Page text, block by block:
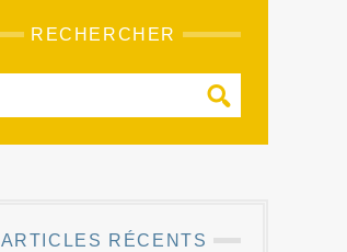
RECHERCHER
ARTICLES RÉCENTS